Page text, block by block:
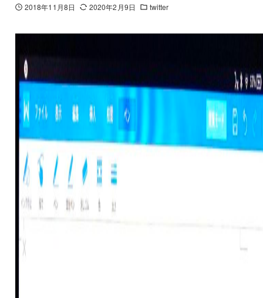
2018年11月8日 2020年2月9日 twitter